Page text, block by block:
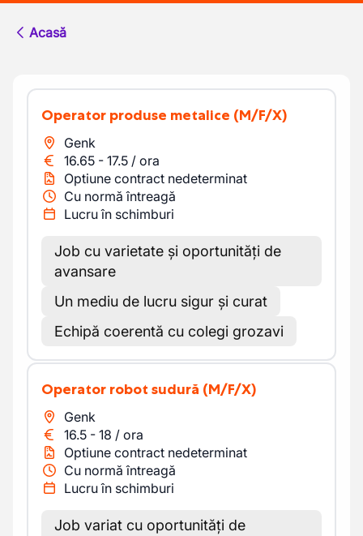
Acasă
Operator produse metalice (M/F/X)
Genk
16.65 - 17.5 / ora
Optiune contract nedeterminat
Cu normă întreagă
Lucru în schimburi
Job cu varietate și oportunități de
avansare
Un mediu de lucru sigur și curat
Echipă coerentă cu colegi grozavi
Operator robot sudură (M/F/X)
Genk
16.5 - 18 / ora
Optiune contract nedeterminat
Cu normă întreagă
Lucru în schimburi
Job variat cu oportunități de